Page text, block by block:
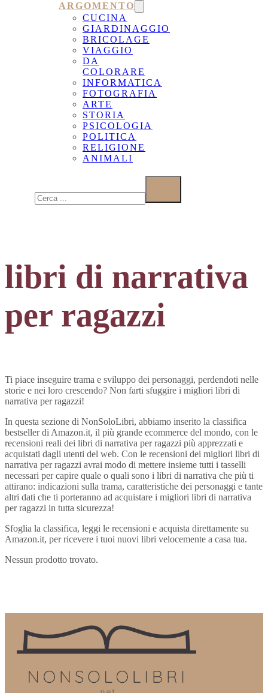
ARGOMENTO
CUCINA
GIARDINAGGIO
BRICOLAGE
VIAGGIO
DA
COLORARE
INFORMATICA
FOTOGRAFIA
ARTE
STORIA
PSICOLOGIA
POLITICA
RELIGIONE
ANIMALI
libri di narrativa
per ragazzi
Ti piace inseguire trama e sviluppo dei personaggi, perdendoti nelle
storie e nei loro crescendo? Non farti sfuggire i migliori libri di
narrativa per ragazzi!
In questa sezione di NonSoloLibri, abbiamo inserito la classifica
bestseller di Amazon.it, il più grande ecommerce del mondo, con le
recensioni reali dei libri di narrativa per ragazzi più apprezzati e
acquistati dagli utenti del web. Con le recensioni dei migliori libri di
narrativa per ragazzi avrai modo di mettere insieme tutti i tasselli
necessari per capire quale o quali sono i libri di narrativa che più ti
attirano: indicazioni sulla trama, caratteristiche dei personaggi e tante
altri dati che ti porteranno ad acquistare i migliori libri di narrativa
per ragazzi in tutta sicurezza!
Sfoglia la classifica, leggi le recensioni e acquista direttamente su
Amazon.it, per ricevere i tuoi nuovi libri velocemente a casa tua.
Nessun prodotto trovato.